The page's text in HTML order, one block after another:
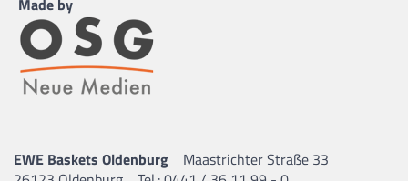
EWE Baskets Oldenburg
Maastrichter Straße 33